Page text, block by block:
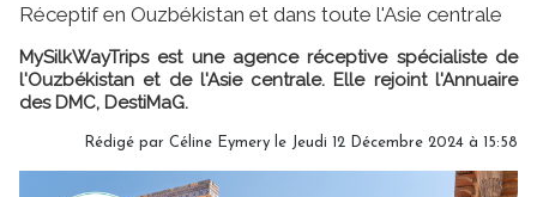
Réceptif en Ouzbékistan et dans toute l'Asie centrale
MySilkWayTrips est une agence réceptive spécialiste de
l'Ouzbékistan et de l'Asie centrale. Elle rejoint l'Annuaire
des DMC, DestiMaG.
Rédigé par Céline Eymery le Jeudi 12 Décembre 2024 à 15:58